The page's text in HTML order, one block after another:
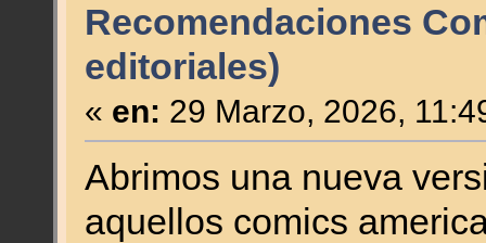
Recomendaciones
editoriales)
« en: 29 Marzo, 2026,
Abrimos una nueva
aquellos comics